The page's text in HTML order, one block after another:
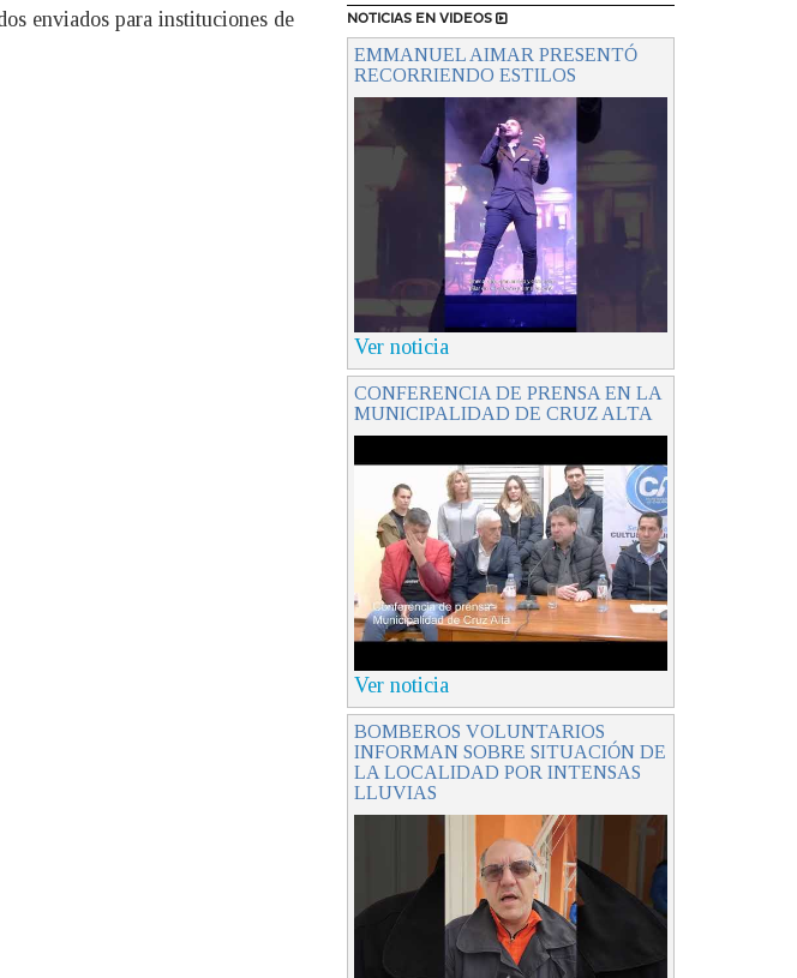
enviados para instituciones de
NOTICIAS EN VIDEOS
EMMANUEL AIMAR PRESENTÓ
RECORRIENDO ESTILOS
Ver noticia
CONFERENCIA DE PRENSA EN LA
MUNICIPALIDAD DE CRUZ ALTA
Ver noticia
BOMBEROS VOLUNTARIOS
INFORMAN SOBRE SITUACIÓN DE
LA LOCALIDAD POR INTENSAS
LLUVIAS